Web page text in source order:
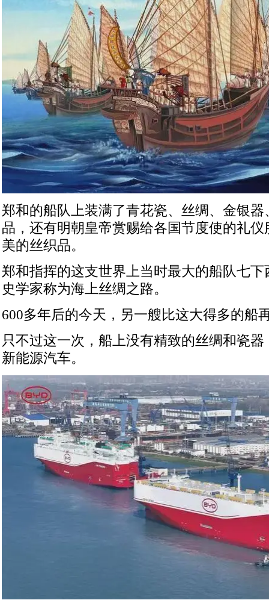
郑和的船队上装满了青花瓷、丝绸、金银
品，还有明朝皇帝赏赐给各国节度使的礼
美的丝织品。
郑和指挥的这支世界上当时最大的船队七
史学家称为海上丝绸之路。
600多年后的今天，另一艘比这大得多的船
只不过这一次，船上没有精致的丝绸和瓷
新能源汽车。